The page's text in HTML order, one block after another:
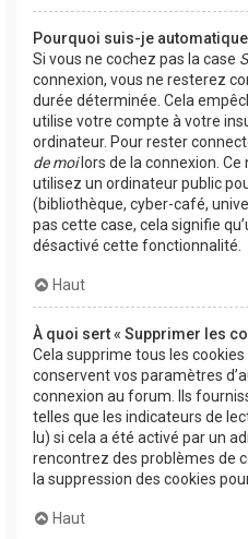
Pourquoi suis-je
Si vous ne cochez pas la case
connexion, vous ne resterez
durée déterminée. Cela
utilise votre compte à votre
ordinateur. Pour rester
de moilors de la connexion. Ce
utilisez un ordinateur public
(bibliothèque, cyber-café,
pas cette case, cela signifie
désactivé cette fonctionnalité.
Haut
À quoi sert « Supprimer les
Cela supprime tous les
conservent vos paramètres
connexion au forum. Ils
telles que les indicateurs de
lu) si cela a été activé par un
rencontrez des problèmes de
la suppression des cookies
Haut